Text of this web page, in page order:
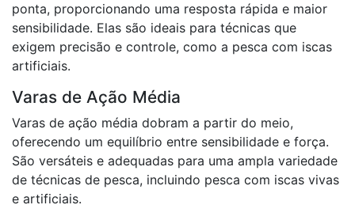
ponta, proporcionando uma resposta rápida e maior
sensibilidade. Elas são ideais para técnicas que
exigem precisão e controle, como a pesca com iscas
artificiais.
Varas de Ação Média
Varas de ação média dobram a partir do meio,
oferecendo um equilíbrio entre sensibilidade e força.
São versáteis e adequadas para uma ampla variedade
de técnicas de pesca, incluindo pesca com iscas vivas
e artificiais.